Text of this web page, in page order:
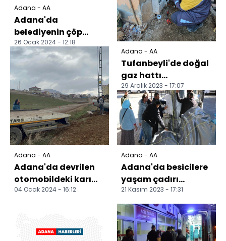
Adana - AA
Adana'da
belediyenin çöp
kamyonunda çıkan
yangın söndürüldü
26 Ocak 2024 - 12:18
Adana - AA
Adana'da devrilen
otomobildeki karı
koca yaralandı
04 Ocak 2024 - 16:12
Adana - AA
Tufanbeyli'de doğal
gaz hattı
çalışmalarının ilk
etabı tamamlandı
29 Aralık 2023 - 17:07
Adana - AA
Adana'da besicilere
yaşam çadırı
desteği yapıldı
21 Kasım 2023 - 17:31